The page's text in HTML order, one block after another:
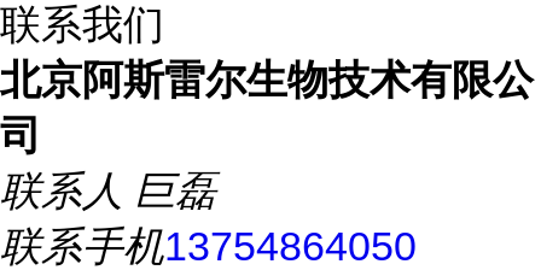
联系我们
北京阿斯雷尔生物技术有限公
司
联系人 巨磊
联系手机13754864050